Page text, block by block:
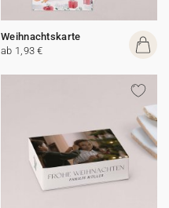
Weihnachtskarte
ab 1,93 €